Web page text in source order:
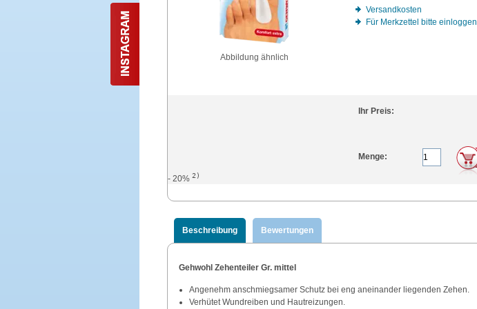
Abbildung ähnlich
Versandkosten
Für Merkzettel bitte einloggen
Ihr Preis:
Menge:
- 20% 2)
Beschreibung Bewertungen
Gehwohl Zehenteiler Gr. mittel
Angenehm anschmiegsamer Schutz bei eng aneinander liegenden Zehen.
Verhütet Wundreiben und Hautreizungen.